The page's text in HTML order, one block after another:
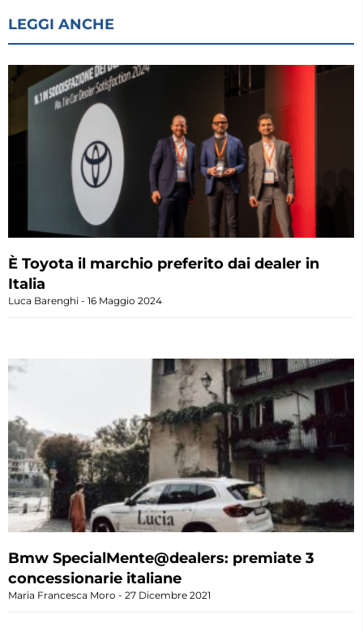
LEGGI ANCHE
È Toyota il marchio preferito dai dealer in
Italia
Luca Barenghi 16 Maggio 2024
Bmw SpecialMente@dealers: premiate 3
concessionarie italiane
Maria Francesca Moro 27 Dicembre 2021